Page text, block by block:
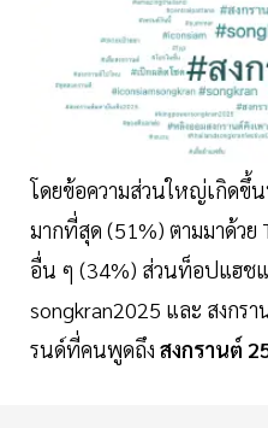
โดยข้อความส่วนใหญ่เกิด
มากที่สุด (51%) ตามมาด้วย
อื่น ๆ (34%) ส่วนท็อปแฮช
songkran2025 และ สงกร
รนด์ที่คนพูดถึง สงกรานต์